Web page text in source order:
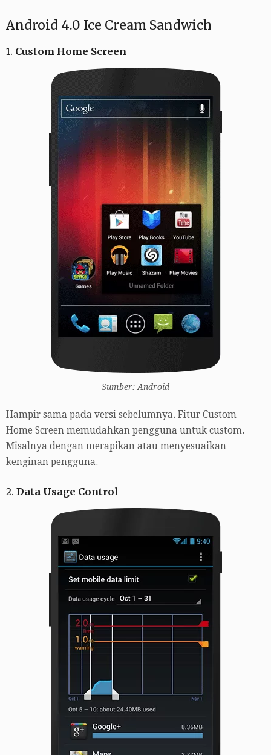
Android 4.0 Ice Cream Sandwich
1. Custom Home Screen
Sumber: Android
Hampir sama pada versi sebelumnya. Fitur Custom
Home Screen memudahkan pengguna untuk custom.
Misalnya dengan merapikan atau menyesuaikan
kenginan pengguna.
2. Data Usage Control